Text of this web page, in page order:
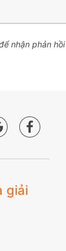
nhận phản hồi
giải